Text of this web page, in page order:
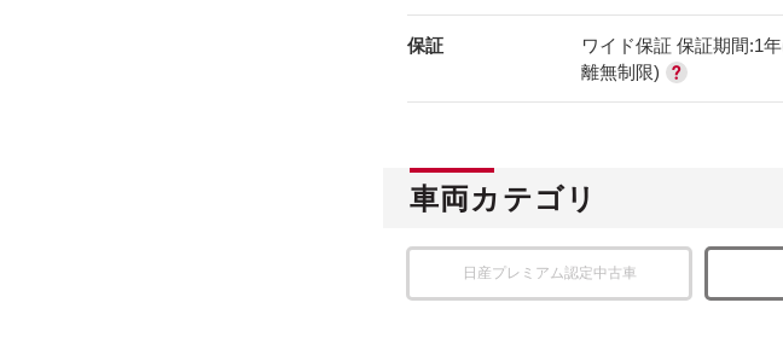
保証
ワイド保証 保証期間:1
離無制限)
車両カテゴリ
日産プレミアム認定中古車